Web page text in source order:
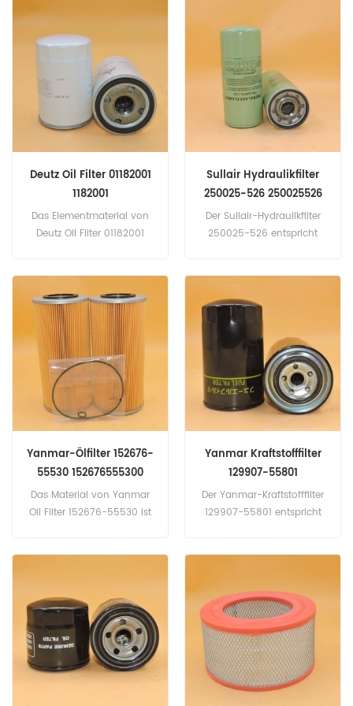
Teilname: Luftfilter Marke:
Deutz Oil Filter 01182001
1182001
Das Elementmaterial von
Deutz Oil Filter 01182001
Ölfilter Marke: Deutz
Sullair Hydraulikfilter
250025-526 250025526
Der Sullair-Hydraulikfilter
250025-526 entspricht
Teilname: Hydraulikfilter
Marke: Sullair
Yanmar-Ölfilter 152676-
55530 152676555300
Das Material von Yanmar
Oil Filter 152676-55530 ist
Yanmar
Yanmar Kraftstofffilter
129907-55801
12990755801
Der Yanmar-Kraftstofffilter
129907-55801 entspricht
Marke: Yanmar